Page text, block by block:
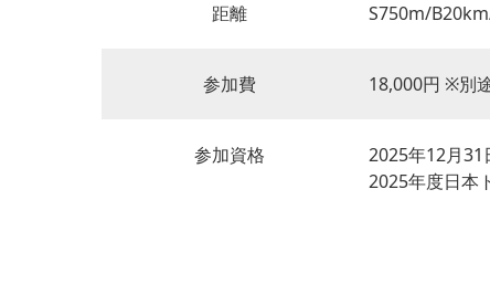
距離 S750m/
参加費 18,000円 ※別
参加資格
2025年12月31
2025年度日本